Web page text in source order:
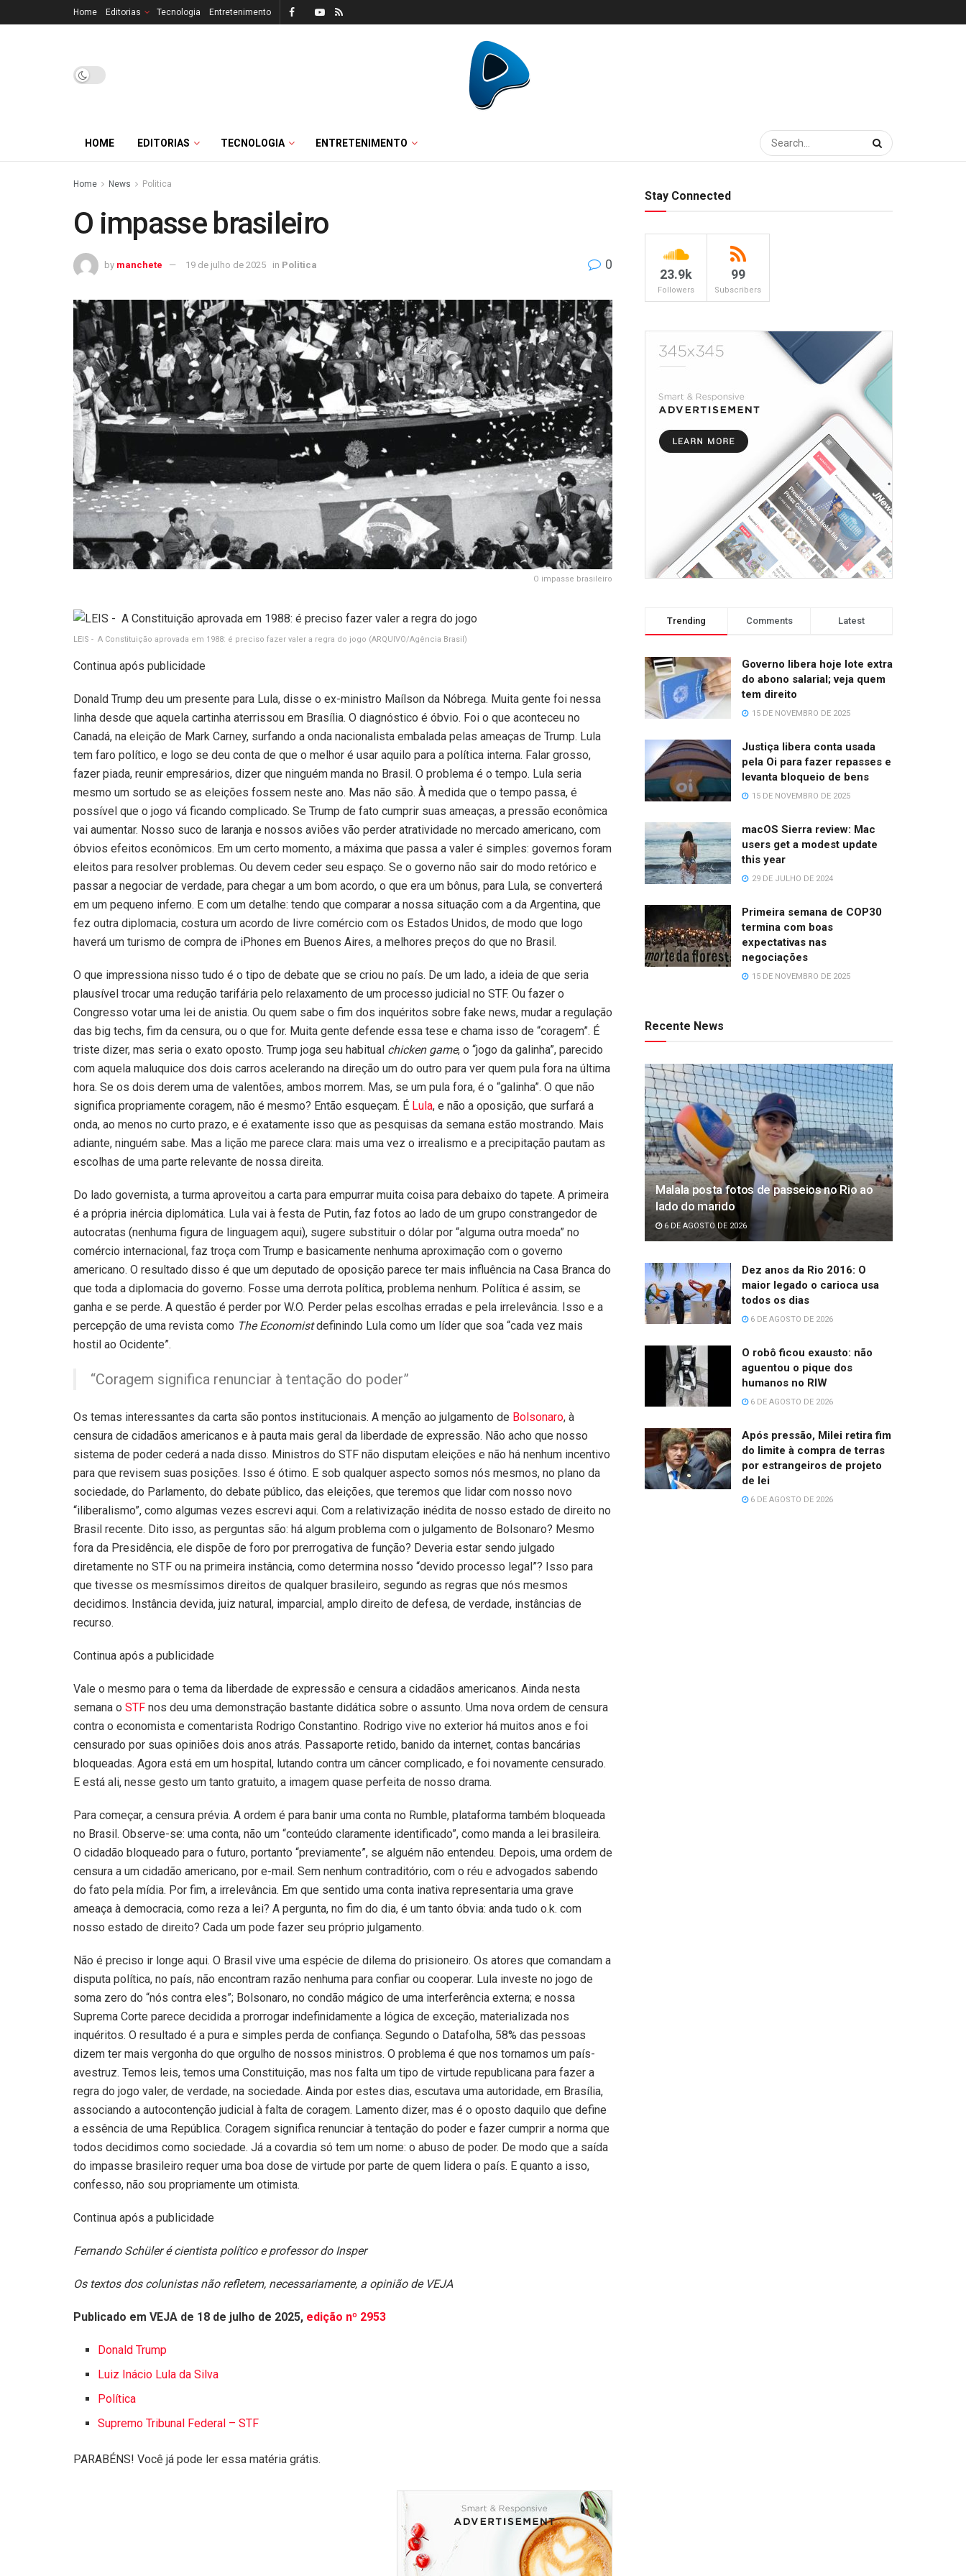
Home Editorias Tecnologia Entretenimento
HOME EDITORIAS TECNOLOGIA ENTRETENIMENTO
Home News Politica
O impasse brasileiro
by manchete 19 de julho de 2025 in Politica 0
O impasse brasileiro
LEIS - A Constituição aprovada em 1988: é preciso fazer valer a regra do jogo (ARQUIVO/Agência Brasil)
Continua após publicidade
Donald Trump deu um presente para Lula, disse o ex-ministro Maílson da Nóbrega. Muita gente foi nessa
linha desde que aquela cartinha aterrissou em Brasília. O diagnóstico é óbvio. Foi o que aconteceu no
Canadá, na eleição de Mark Carney, surfando a onda nacionalista embalada pelas ameaças de Trump. Lula
tem faro político, e logo se deu conta de que o melhor é usar aquilo para a política interna. Falar grosso,
fazer piada, reunir empresários, dizer que ninguém manda no Brasil. O problema é o tempo. Lula seria
mesmo um sortudo se as eleições fossem neste ano. Mas não são. À medida que o tempo passa, é
possível que o jogo vá ficando complicado. Se Trump de fato cumprir suas ameaças, a pressão econômica
vai aumentar. Nosso suco de laranja e nossos aviões vão perder atratividade no mercado americano, com
óbvios efeitos econômicos. Em um certo momento, a máxima que passa a valer é simples: governos foram
eleitos para resolver problemas. Ou devem ceder seu espaço. Se o governo não sair do modo retórico e
passar a negociar de verdade, para chegar a um bom acordo, o que era um bônus, para Lula, se converterá
em um pequeno inferno. E com um detalhe: tendo que comparar a nossa situação com a da Argentina, que
fez outra diplomacia, costura um acordo de livre comércio com os Estados Unidos, de modo que logo
haverá um turismo de compra de iPhones em Buenos Aires, a melhores preços do que no Brasil.
O que impressiona nisso tudo é o tipo de debate que se criou no país. De um lado, a ideia de que seria
plausível trocar uma redução tarifária pelo relaxamento de um processo judicial no STF. Ou fazer o
Congresso votar uma lei de anistia. Ou quem sabe o fim dos inquéritos sobre fake news, mudar a regulação
das big techs, fim da censura, ou o que for. Muita gente defende essa tese e chama isso de “coragem”. É
triste dizer, mas seria o exato oposto. Trump joga seu habitual chicken game, o “jogo da galinha”, parecido
com aquela maluquice dos dois carros acelerando na direção um do outro para ver quem pula fora na última
hora. Se os dois derem uma de valentões, ambos morrem. Mas, se um pula fora, é o “galinha”. O que não
significa propriamente coragem, não é mesmo? Então esqueçam. É Lula, e não a oposição, que surfará a
onda, ao menos no curto prazo, e é exatamente isso que as pesquisas da semana estão mostrando. Mais
adiante, ninguém sabe. Mas a lição me parece clara: mais uma vez o irrealismo e a precipitação pautam as
escolhas de uma parte relevante de nossa direita.
Do lado governista, a turma aproveitou a carta para empurrar muita coisa para debaixo do tapete. A primeira
é a própria inércia diplomática. Lula vai à festa de Putin, faz fotos ao lado de um grupo constrangedor de
autocratas (nenhuma figura de linguagem aqui), sugere substituir o dólar por “alguma outra moeda” no
comércio internacional, faz troça com Trump e basicamente nenhuma aproximação com o governo
americano. O resultado disso é que um deputado de oposição parece ter mais influência na Casa Branca do
que toda a diplomacia do governo. Fosse uma derrota política, problema nenhum. Política é assim, se
ganha e se perde. A questão é perder por W.O. Perder pelas escolhas erradas e pela irrelevância. Isso e a
percepção de uma revista como The Economistdefinindo Lula como um líder que soa “cada vez mais
hostil ao Ocidente”.
“Coragem significa renunciar à tentação do poder”
Os temas interessantes da carta são pontos institucionais. A menção ao julgamento de Bolsonaro, à
censura de cidadãos americanos e à pauta mais geral da liberdade de expressão. Não acho que nosso
sistema de poder cederá a nada disso. Ministros do STF não disputam eleições e não há nenhum incentivo
para que revisem suas posições. Isso é ótimo. E sob qualquer aspecto somos nós mesmos, no plano da
sociedade, do Parlamento, do debate público, das eleições, que teremos que lidar com nosso novo
“iliberalismo”, como algumas vezes escrevi aqui. Com a relativização inédita de nosso estado de direito no
Brasil recente. Dito isso, as perguntas são: há algum problema com o julgamento de Bolsonaro? Mesmo
fora da Presidência, ele dispõe de foro por prerrogativa de função? Deveria estar sendo julgado
diretamente no STF ou na primeira instância, como determina nosso “devido processo legal”? Isso para
que tivesse os mesmíssimos direitos de qualquer brasileiro, segundo as regras que nós mesmos
decidimos. Instância devida, juiz natural, imparcial, amplo direito de defesa, de verdade, instâncias de
recurso.
Continua após a publicidade
Vale o mesmo para o tema da liberdade de expressão e censura a cidadãos americanos. Ainda nesta
semana o STF nos deu uma demonstração bastante didática sobre o assunto. Uma nova ordem de censura
contra o economista e comentarista Rodrigo Constantino. Rodrigo vive no exterior há muitos anos e foi
censurado por suas opiniões dois anos atrás. Passaporte retido, banido da internet, contas bancárias
bloqueadas. Agora está em um hospital, lutando contra um câncer complicado, e foi novamente censurado.
E está ali, nesse gesto um tanto gratuito, a imagem quase perfeita de nosso drama.
Para começar, a censura prévia. A ordem é para banir uma conta no Rumble, plataforma também bloqueada
no Brasil. Observe-se: uma conta, não um “conteúdo claramente identificado”, como manda a lei brasileira.
O cidadão bloqueado para o futuro, portanto “previamente”, se alguém não entendeu. Depois, uma ordem de
censura a um cidadão americano, por e-mail. Sem nenhum contraditório, com o réu e advogados sabendo
do fato pela mídia. Por fim, a irrelevância. Em que sentido uma conta inativa representaria uma grave
ameaça à democracia, como reza a lei? A pergunta, no fim do dia, é um tanto óbvia: anda tudo o.k. com
nosso estado de direito? Cada um pode fazer seu próprio julgamento.
Não é preciso ir longe aqui. O Brasil vive uma espécie de dilema do prisioneiro. Os atores que comandam a
disputa política, no país, não encontram razão nenhuma para confiar ou cooperar. Lula investe no jogo de
soma zero do “nós contra eles”; Bolsonaro, no condão mágico de uma interferência externa; e nossa
Suprema Corte parece decidida a prorrogar indefinidamente a lógica de exceção, materializada nos
inquéritos. O resultado é a pura e simples perda de confiança. Segundo o Datafolha, 58% das pessoas
dizem ter mais vergonha do que orgulho de nossos ministros. O problema é que nos tornamos um país-
avestruz. Temos leis, temos uma Constituição, mas nos falta um tipo de virtude republicana para fazer a
regra do jogo valer, de verdade, na sociedade. Ainda por estes dias, escutava uma autoridade, em Brasília,
associando a autocontenção judicial à falta de coragem. Lamento dizer, mas é o oposto daquilo que define
a essência de uma República. Coragem significa renunciar à tentação do poder e fazer cumprir a norma que
todos decidimos como sociedade. Já a covardia só tem um nome: o abuso de poder. De modo que a saída
do impasse brasileiro requer uma boa dose de virtude por parte de quem lidera o país. E quanto a isso,
confesso, não sou propriamente um otimista.
Continua após a publicidade
Fernando Schüler é cientista político e professor do Insper
Os textos dos colunistas não refletem, necessariamente, a opinião de VEJA
Publicado em VEJA de 18 de julho de 2025, edição nº 2953
Donald Trump
Luiz Inácio Lula da Silva
Política
Supremo Tribunal Federal – STF
PARABÉNS! Você já pode ler essa matéria grátis.
Stay Connected
23.9k
Followers
99
Subscribers
Trending Comments Latest
Governo libera hoje lote extra
do abono salarial; veja quem
tem direito
15 DE NOVEMBRO DE 2025
Justiça libera conta usada
pela Oi para fazer repasses e
levanta bloqueio de bens
15 DE NOVEMBRO DE 2025
macOS Sierra review: Mac
users get a modest update
this year
29 DE JULHO DE 2024
Primeira semana de COP30
termina com boas
expectativas nas
negociações
15 DE NOVEMBRO DE 2025
Recente News
Malala posta fotos de passeios no Rio ao
lado do marido
6 DE AGOSTO DE 2026
Dez anos da Rio 2016: O
maior legado o carioca usa
todos os dias
6 DE AGOSTO DE 2026
O robô ficou exausto: não
aguentou o pique dos
humanos no RIW
6 DE AGOSTO DE 2026
Após pressão, Milei retira fim
do limite à compra de terras
por estrangeiros de projeto
de lei
6 DE AGOSTO DE 2026